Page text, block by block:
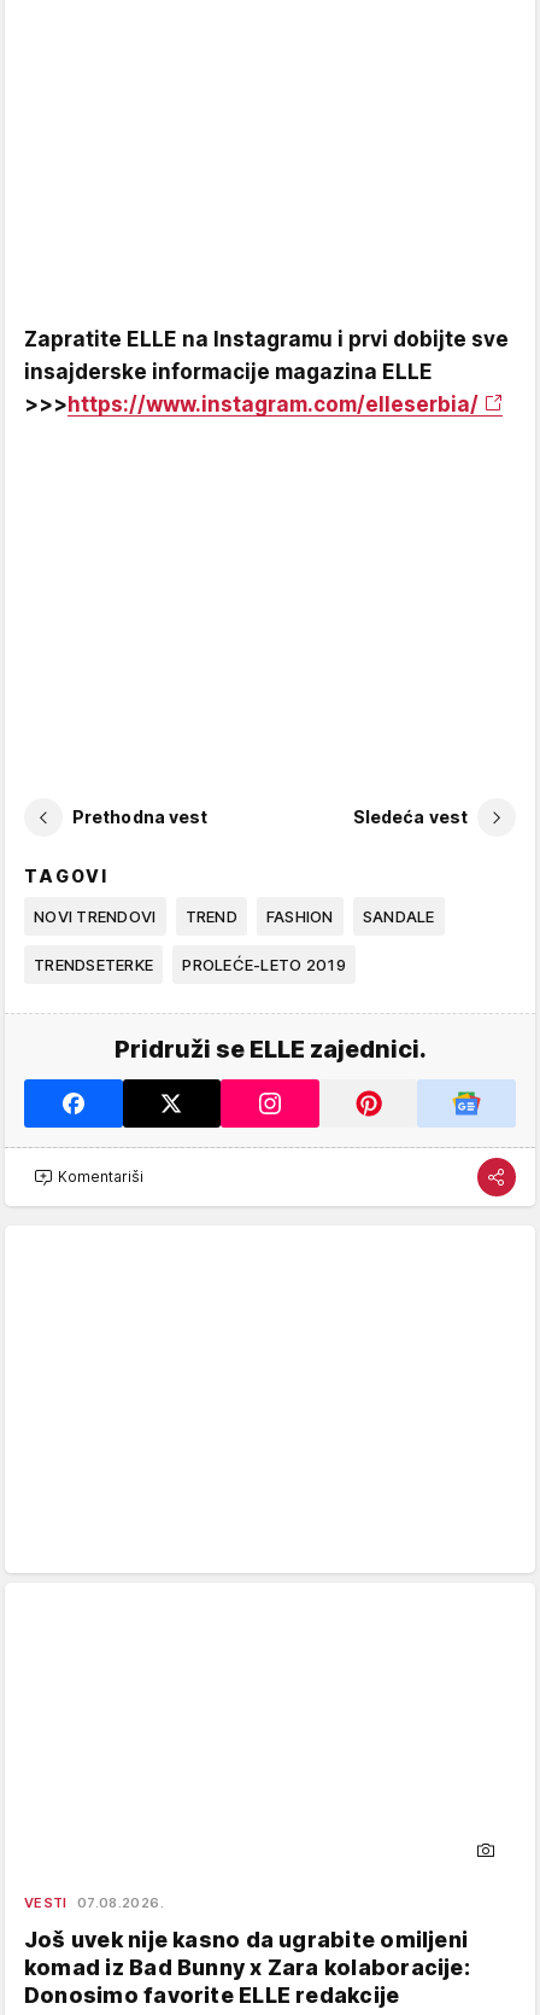
Zapratite ELLE na Instagramu i prvi dobijte sve
insajderske informacije magazina ELLE
>>>https://www.instagram.com/elleserbia/
Prethodna vest Sledeća vest
TAGOVI
NOVI TRENDOVI TREND FASHION SANDALE
TRENDSETERKE PROLEĆE-LETO 2019
Pridruži se ELLE zajednici.
Komentariši
VESTI 07.08.2026.
Još uvek nije kasno da ugrabite omiljeni
komad iz Bad Bunny x Zara kolaboracije:
Donosimo favorite ELLE redakcije